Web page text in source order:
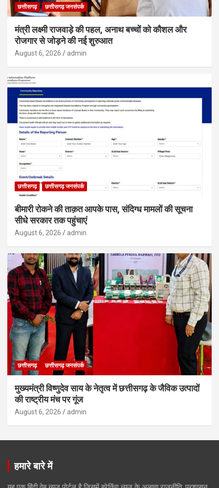
छत्तीसगढ़ छत्तीसगढ़ जनसंपर्क
मंत्री लक्ष्मी राजवाड़े की पहल, अनाथ बच्चों को कौशल और
रोजगार से जोड़ने की नई शुरुआत
August 6, 2026 admin
छत्तीसगढ़ छत्तीसगढ़ जनसंपर्क
बीमारी रोकने की ताक़त आपके पास, संदिग्ध मामलों की सूचना
सीधे सरकार तक पहुंचाएं
August 6, 2026 admin
छत्तीसगढ़ छत्तीसगढ़ जनसंपर्क
मुख्यमंत्री विष्णुदेव साय के नेतृत्व में छत्तीसगढ़ के जैविक उत्पादों
की राष्ट्रीय मंच पर गूंज
August 6, 2026 admin
हमारे बारे में